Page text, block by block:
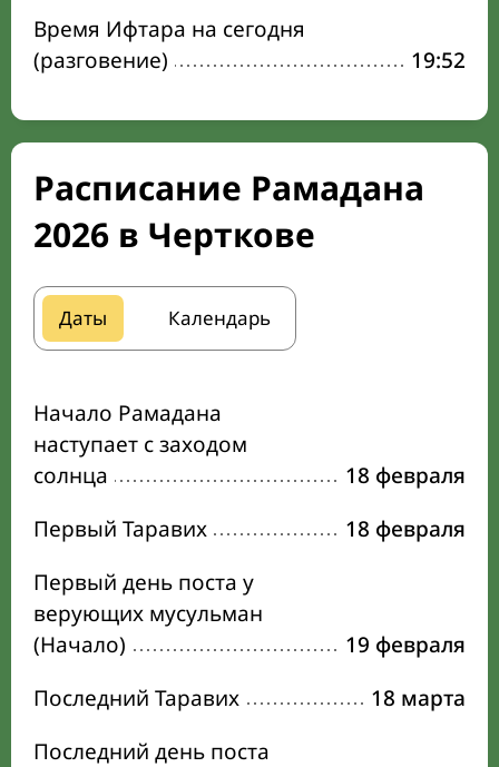
Время Ифтара на сегодня
(разговение)
19:52
Расписание Рамадана
2026 в Черткове
Даты Календарь
Начало Рамадана
наступает с заходом
солнца
18 февраля
Первый Таравих
18 февраля
Первый день поста у
верующих мусульман
(Начало)
19 февраля
Последний Таравих
18 марта
Последний день поста